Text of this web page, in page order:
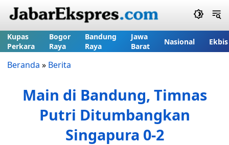
Kupas
Perkara
Bogor
Raya
Bandung
Raya
Jawa
Barat
Nasional Ekbis
Beranda » Berita
Main di Bandung, Timnas
Putri Ditumbangkan
Singapura 0-2